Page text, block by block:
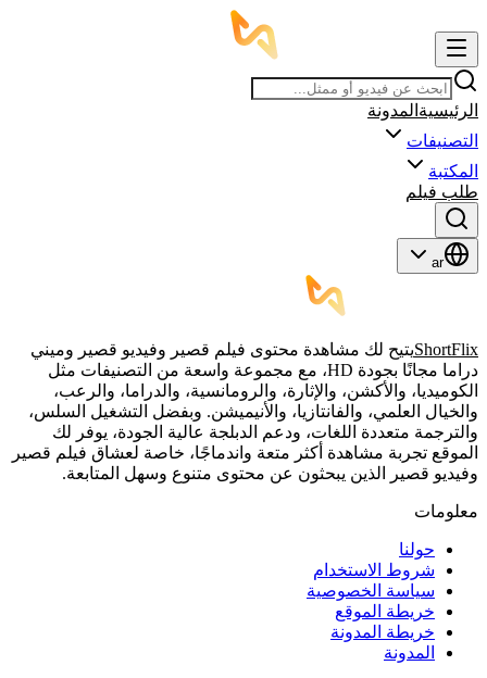
الرئيسية المدونة
التصنيفات
المكتبة
طلب فيلم
ar
ShortFlixيتيح لك مشاهدة محتوى فيلم قصير وفيديو قصير وميني
دراما مجانًا بجودة HD، مع مجموعة واسعة من التصنيفات مثل
الكوميديا، والأكشن، والإثارة، والرومانسية، والدراما، والرعب،
والخيال العلمي، والفانتازيا، والأنيميشن. وبفضل التشغيل السلس،
والترجمة متعددة اللغات، ودعم الدبلجة عالية الجودة، يوفر لك
الموقع تجربة مشاهدة أكثر متعة واندماجًا، خاصة لعشاق فيلم قصير
وفيديو قصير الذين يبحثون عن محتوى متنوع وسهل المتابعة.
معلومات
حولنا
شروط الاستخدام
سياسة الخصوصية
خريطة الموقع
خريطة المدونة
المدونة